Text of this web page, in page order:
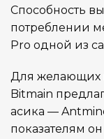
Способность
потреблении
Pro одной из
Для желающих
Bitmain
асика —
показателям он